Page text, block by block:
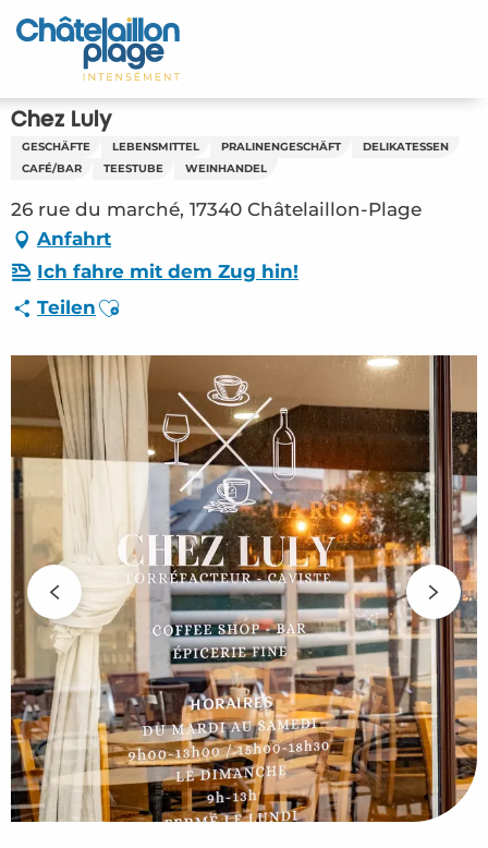
Aller
au
principal
Startseite - DE
Entdecken Sie
Aktivitäten
Zu leben
Treffpunkt
Ihr Aufenthalt - DE
ORG – Chez Luly (Châtelaillon-Plage)
#2808241
Chez Luly
GESCHÄFTE LEBENSMITTEL PRALINENGESCHÄFT
DELIKATESSEN
CAFÉ/BAR
TEESTUBE WEINHANDEL
26 rue du marché, 17340 Châtelaillon-Plage
Anfahrt
Ich fahre mit dem Zug hin!
Teilen Ajouter aux favoris